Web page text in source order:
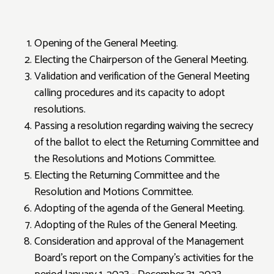
Opening of the General Meeting.
Electing the Chairperson of the General Meeting.
Validation and verification of the General Meeting
calling procedures and its capacity to adopt
resolutions.
Passing a resolution regarding waiving the secrecy
of the ballot to elect the Returning Committee and
the Resolutions and Motions Committee.
Electing the Returning Committee and the
Resolution and Motions Committee.
Adopting of the agenda of the General Meeting.
Adopting of the Rules of the General Meeting.
Consideration and approval of the Management
Board's report on the Company's activities for the